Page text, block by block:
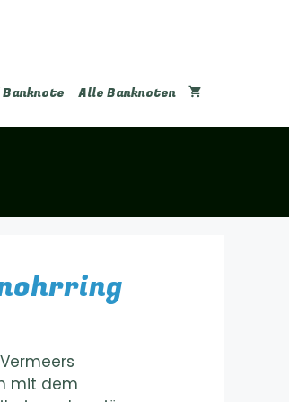
Alle Banknoten
mit dem